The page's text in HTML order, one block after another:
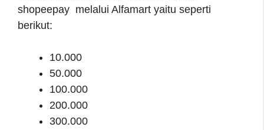
shopeepay melalui Alfamart yaitu seperti
berikut:
10.000
50.000
100.000
200.000
300.000